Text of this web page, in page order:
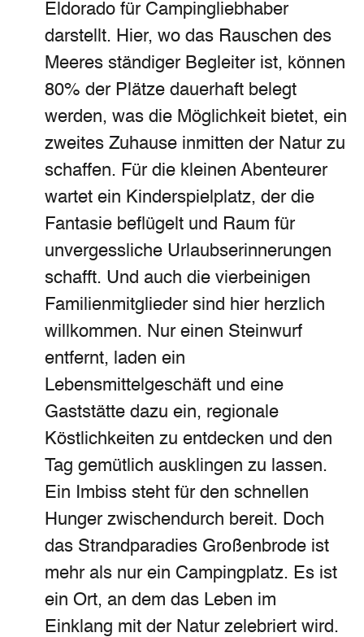
Eldorado für Campingliebhaber
darstellt. Hier, wo das Rauschen des
Meeres ständiger Begleiter ist, können
80% der Plätze dauerhaft belegt
werden, was die Möglichkeit bietet, ein
zweites Zuhause inmitten der Natur zu
schaffen. Für die kleinen Abenteurer
wartet ein Kinderspielplatz, der die
Fantasie beflügelt und Raum für
unvergessliche Urlaubserinnerungen
schafft. Und auch die vierbeinigen
Familienmitglieder sind hier herzlich
willkommen. Nur einen Steinwurf
entfernt, laden ein
Lebensmittelgeschäft und eine
Gaststätte dazu ein, regionale
Köstlichkeiten zu entdecken und den
Tag gemütlich ausklingen zu lassen.
Ein Imbiss steht für den schnellen
Hunger zwischendurch bereit. Doch
das Strandparadies Großenbrode ist
mehr als nur ein Campingplatz. Es ist
ein Ort, an dem das Leben im
Einklang mit der Natur zelebriert wird.